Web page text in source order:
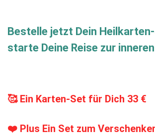
Bestelle jetzt Dein
starte Deine Reise zur
🥰 Ein Karten-Set für Dich 33 €
❤️ Plus Ein Set zum